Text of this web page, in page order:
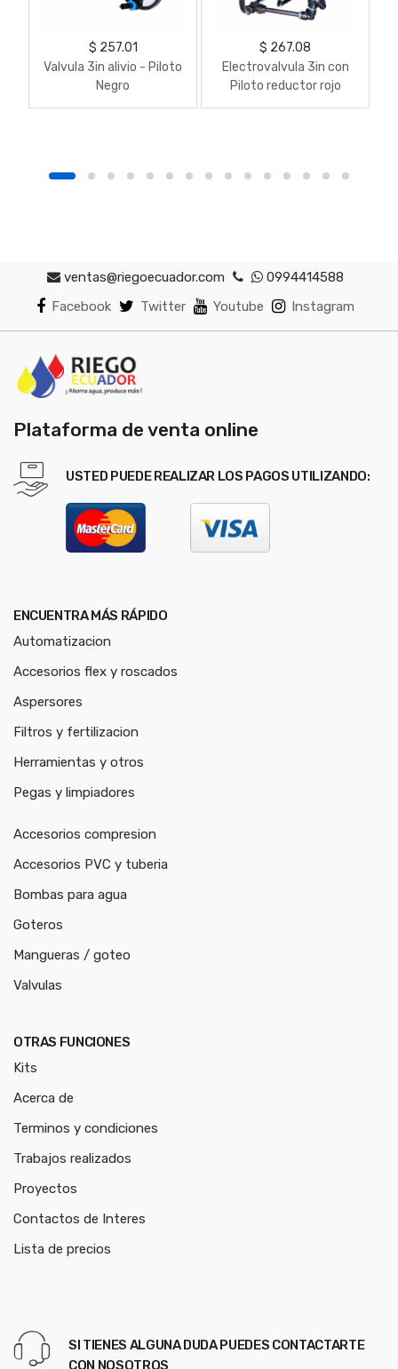
$ 257.01
Valvula 3in alivio - Piloto
Negro
$ 267.08
Electrovalvula 3in con
Piloto reductor rojo
ventas@riegoecuador.com
0994414588
Facebook
Twitter Youtube Instagram
Plataforma de venta online
USTED PUEDE REALIZAR LOS PAGOS UTILIZANDO:
ENCUENTRA MÁS RÁPIDO
Automatizacion
Accesorios flex y roscados
Aspersores
Filtros y fertilizacion
Herramientas y otros
Pegas y limpiadores
Accesorios compresion
Accesorios PVC y tuberia
Bombas para agua
Goteros
Mangueras / goteo
Valvulas
OTRAS FUNCIONES
Kits
Acerca de
Terminos y condiciones
Trabajos realizados
Proyectos
Contactos de Interes
Lista de precios
SI TIENES ALGUNA DUDA PUEDES CONTACTARTE
CON NOSOTROS